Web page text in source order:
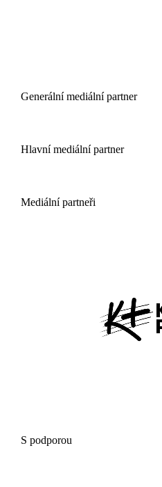
Generální mediální partner
Hlavní mediální partner
Mediální partneři
S podporou